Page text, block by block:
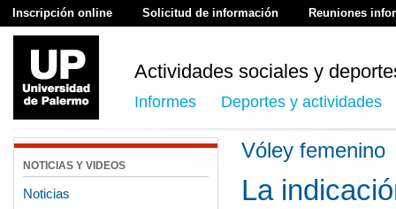
Inscripción online Solicitud de información Reuniones
Actividades sociales y
Informes Deportes y actividades
NOTICIAS Y VIDEOS
Noticias
Vóley femenino
La